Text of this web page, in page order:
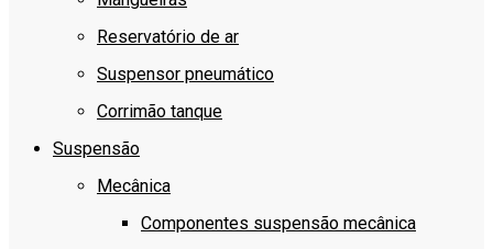
Reservatório de ar
Suspensor pneumático
Corrimão tanque
Suspensão
Mecânica
Componentes suspensão mecânica